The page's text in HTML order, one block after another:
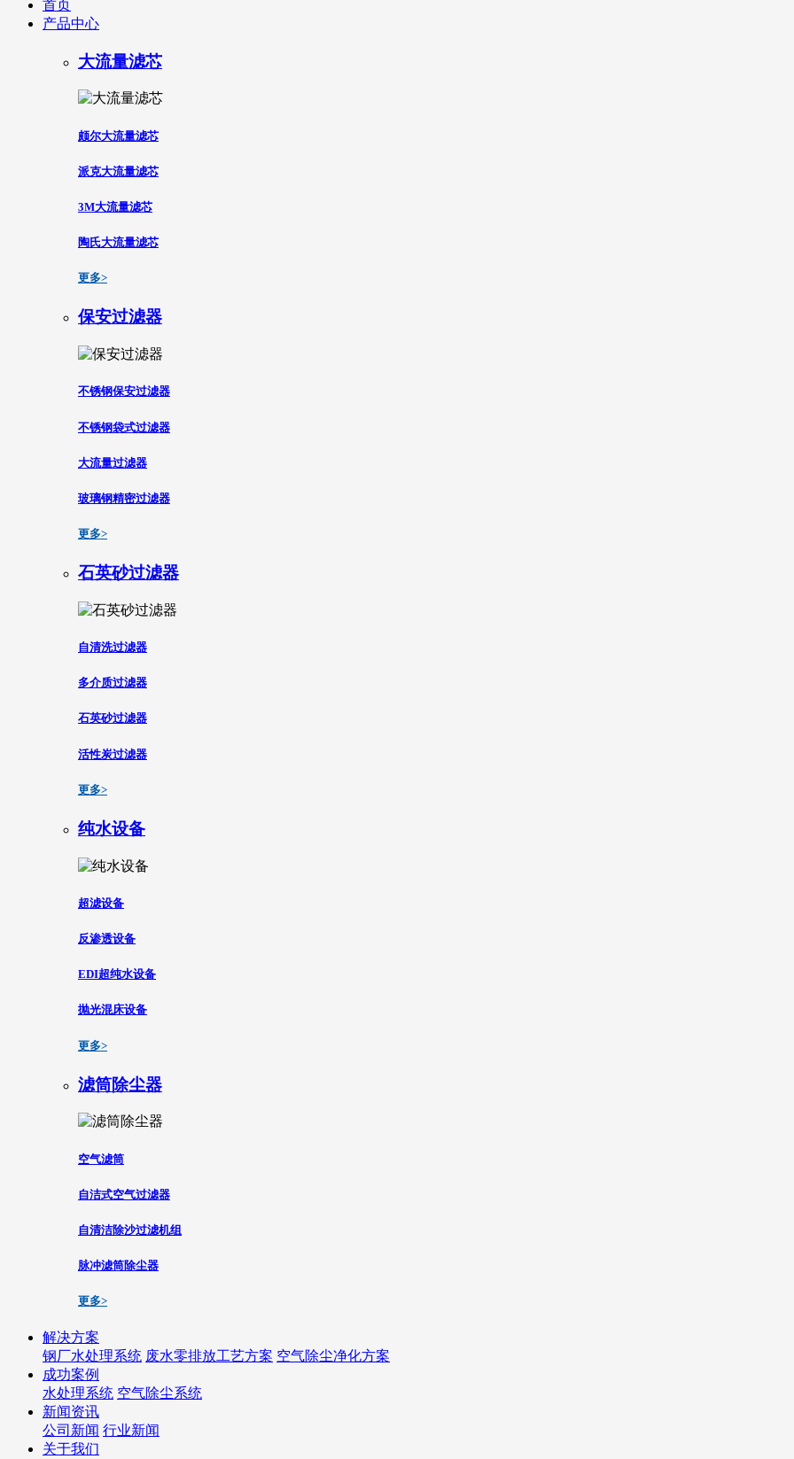
首页
产品中心
大流量滤芯
颇尔大流量滤芯
派克大流量滤芯
3M大流量滤芯
陶氏大流量滤芯
更多>
保安过滤器
不锈钢保安过滤器
不锈钢袋式过滤器
大流量过滤器
玻璃钢精密过滤器
更多>
石英砂过滤器
自清洗过滤器
多介质过滤器
石英砂过滤器
活性炭过滤器
更多>
纯水设备
超滤设备
反渗透设备
EDI超纯水设备
抛光混床设备
更多>
滤筒除尘器
空气滤筒
自洁式空气过滤器
自清洁除沙过滤机组
脉冲滤筒除尘器
更多>
解决方案
钢厂水处理系统 废水零排放工艺方案 空气除尘净化方案
成功案例
水处理系统 空气除尘系统
新闻资讯
公司新闻 行业新闻
关于我们